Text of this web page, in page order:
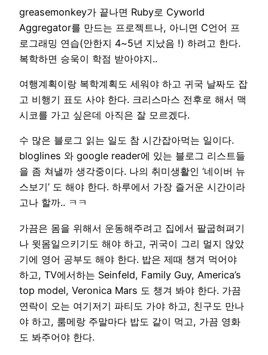
greasemonkey가 끝나면 Ruby로 Cyworld
Aggregator를 만드는 프로젝트나, 아니면 C언어 프
로그래밍 연습(안한지 4~5년 지났음 !) 하려고 한다.
복학하면 승욱이 학점 받아야지..
여행계획이랑 복학계획도 세워야 하고 귀국 날짜도 잡
고 비행기 표도 사야 한다. 크리스마스 전후로 해서 맥
시코를 가고 싶은데 아직은 잘 모르겠다.
수 많은 블로그 읽는 일도 참 시간잡아먹는 일이다.
bloglines 와 google reader에 있는 블로그 리스트들
을 좀 쳐낼까 생각중이다. 나의 취미생활인 ‘네이버 뉴
스보기’ 도 해야 한다. 하루에서 가장 즐거운 시간이라
고나 할까.. ㅋㅋ
가끔은 몸을 위해서 운동해주려고 집에서 팔굽혀펴기
나 윗몸일으키기도 해야 하고, 귀국이 그리 멀지 않았
기에 영어 공부도 해야 한다. 밥은 제때 챙겨 먹어야
하고, TV에서하는 Seinfeld, Family Guy, America’s
top model, Veronica Mars 도 챙겨 봐야 한다. 가끔
연락이 오는 여기저기 파티도 가야 하고, 친구도 만나
야 하고, 룸메랑 주말마다 밥도 같이 먹고, 가끔 영화
도 봐주어야 한다.